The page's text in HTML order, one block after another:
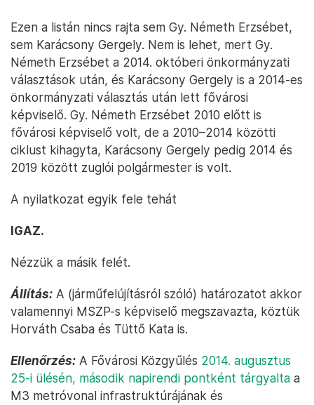
Ezen a listán nincs rajta sem Gy. Németh Erzsébet,
sem Karácsony Gergely. Nem is lehet, mert Gy.
Németh Erzsébet a 2014. októberi önkormányzati
választások után, és Karácsony Gergely is a 2014-es
önkormányzati választás után lett fővárosi
képviselő. Gy. Németh Erzsébet 2010 előtt is
fővárosi képviselő volt, de a 2010–2014 közötti
ciklust kihagyta, Karácsony Gergely pedig 2014 és
2019 között zuglói polgármester is volt.
A nyilatkozat egyik fele tehát
IGAZ.
Nézzük a másik felét.
Állítás: A (járműfelújításról szóló) határozatot akkor
valamennyi MSZP-s képviselő megszavazta, köztük
Horváth Csaba és Tüttő Kata is.
Ellenőrzés: A Fővárosi Közgyűlés 2014. augusztus
25-i ülésén, második napirendi pontként tárgyalta a
M3 metróvonal infrastruktúrájának és